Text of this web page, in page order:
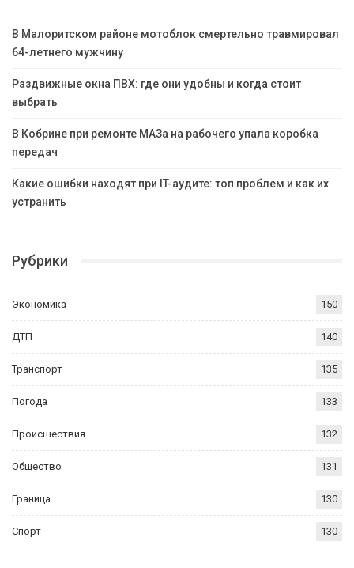
В Малоритском районе мотоблок смертельно травмировал
64-летнего мужчину
Раздвижные окна ПВХ: где они удобны и когда стоит
выбрать
В Кобрине при ремонте МАЗа на рабочего упала коробка
передач
Какие ошибки находят при IT-аудите: топ проблем и как их
устранить
Рубрики
Экономика 150
ДТП 140
Транспорт 135
Погода 133
Происшествия 132
Общество 131
Граница 130
Спорт 130